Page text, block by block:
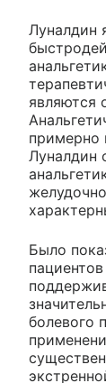
Луналдин
являются
примерно
Луналдин
Было
болевого